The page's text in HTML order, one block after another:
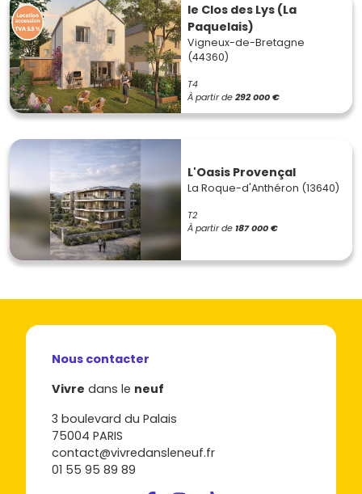
le Clos des Lys (La
Paquelais)
Vigneux-de-Bretagne
(44360)
T4
À partir de292 000 €
L'Oasis Provençal
La Roque-d'Anthéron (13640)
T2
À partir de 187 000 €
Nous contacter
Vivre dans le neuf
3 boulevard du Palais
75004 PARIS
contact@vivredansleneuf.fr
01 55 95 89 89